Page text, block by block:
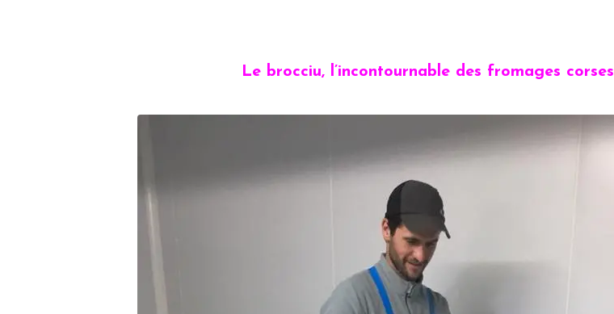
Le brocciu, l’incontournable des fromages corses